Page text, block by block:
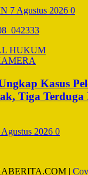
7 Agustus 2026 0
HUKUM
Kasus
Tiga Terduga
Agustus 2026 0
|